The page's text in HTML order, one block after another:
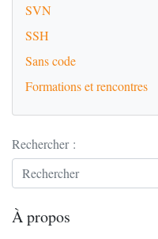
SVN
SSH
Sans code
Formations et rencontres
Rechercher :
À propos